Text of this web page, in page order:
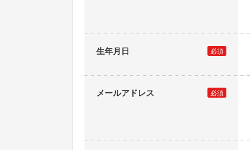
生年月日 必須
メールアドレス 必須